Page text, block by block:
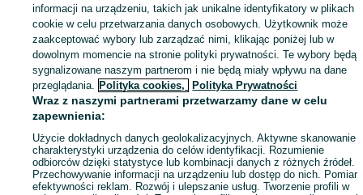
Mapa ministron
Popularne wyszukiwania
informacji na urządzeniu, takich jak unikalne identyfikatory w plikach
cookie w celu przetwarzania danych osobowych. Użytkownik może
zaakceptować wybory lub zarządzać nimi, klikając poniżej lub w
dowolnym momencie na stronie polityki prywatności. Te wybory będą
sygnalizowane naszym partnerom i nie będą miały wpływu na dane
przeglądania. Polityka cookies, Polityka Prywatności
Wraz z naszymi partnerami przetwarzamy dane w celu
zapewnienia:
Użycie dokładnych danych geolokalizacyjnych. Aktywne skanowanie
charakterystyki urządzenia do celów identyfikacji. Rozumienie
odbiorców dzięki statystyce lub kombinacji danych z różnych źródeł.
Przechowywanie informacji na urządzeniu lub dostęp do nich. Pomiar
efektywności reklam. Rozwój i ulepszanie usług. Tworzenie profili w